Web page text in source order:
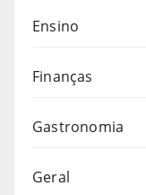
Ensino
Finanças
Gastronomia
Geral